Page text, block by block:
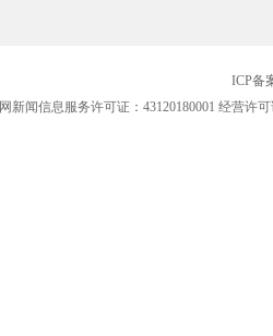
ICP备
新闻信息服务许可证：43120180001 经营许可